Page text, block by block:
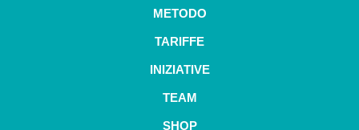
METODO
TARIFFE
INIZIATIVE
TEAM
SHOP